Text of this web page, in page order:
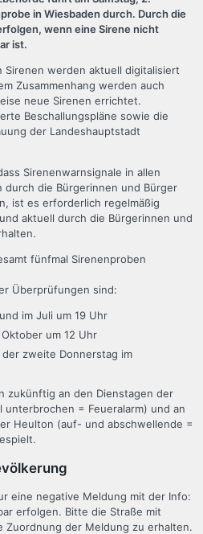
in Wiesbaden durch. Durch die
wenn eine Sirene nicht
ist.
Sirenen werden aktuell digitalisiert
Zusammenhang werden auch
neue Sirenen errichtet.
Beschallungspläne sowie die
der Landeshauptstadt
Sirenenwarnsignale in allen
durch die Bürgerinnen und Bürger
ist es erforderlich regelmäßig
aktuell durch die Bürgerinnen und
fünfmal Sirenenproben
Überprüfungen sind:
im Juli um 19 Uhr
um 12 Uhr
zweite Donnerstag im
zukünftig an den Dienstagen der
= Feueralarm) und an
Heulton (auf- und abschwellende =
eine negative Meldung mit der Info:
erfolgen. Bitte die Straße mit
Zuordnung der Meldung zu erhalten.